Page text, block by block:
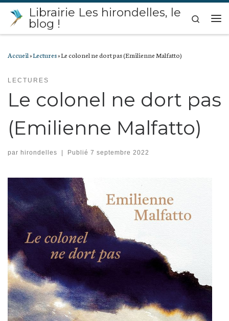
Passer au contenu
Librairie Les hirondelles, le
blog !
Search
Accueil»Lectures»Le colonel ne dort pas (Emilienne Malfatto)
LECTURES
Le colonel ne dort pas
(Emilienne Malfatto)
par hirondelles | Publié 7 septembre 2022